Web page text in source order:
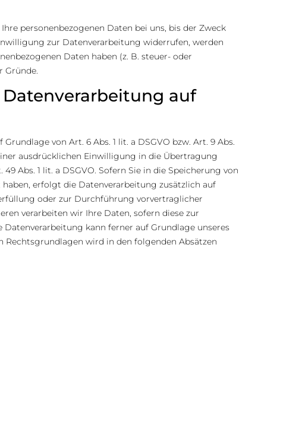
personenbezogenen Daten bei uns, bis der Zweck
zur Datenverarbeitung widerrufen, werden
Daten haben (z. B. steuer- oder
auf
von Art. 6 Abs. 1 lit. a DSGVO bzw. Art. 9 Abs.
ausdrücklichen Einwilligung in die Übertragung
Abs. 1 lit. a DSGVO. Sofern Sie in die Speicherung von
erfolgt die Datenverarbeitung zusätzlich auf
oder zur Durchführung vorvertraglicher
verarbeiten wir Ihre Daten, sofern diese zur
kann ferner auf Grundlage unseres
Rechtsgrundlagen wird in den folgenden Absätzen